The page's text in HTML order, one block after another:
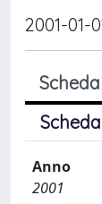
2001-01-
Anno
2001